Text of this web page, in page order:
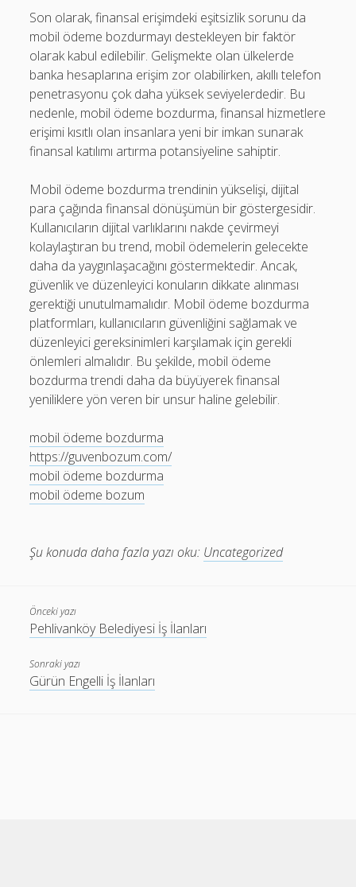
Son olarak, finansal erişimdeki eşitsizlik sorunu da
mobil ödeme bozdurmayı destekleyen bir faktör
olarak kabul edilebilir. Gelişmekte olan ülkelerde
banka hesaplarına erişim zor olabilirken, akıllı telefon
penetrasyonu çok daha yüksek seviyelerdedir. Bu
nedenle, mobil ödeme bozdurma, finansal hizmetlere
erişimi kısıtlı olan insanlara yeni bir imkan sunarak
finansal katılımı artırma potansiyeline sahiptir.
Mobil ödeme bozdurma trendinin yükselişi, dijital
para çağında finansal dönüşümün bir göstergesidir.
Kullanıcıların dijital varlıklarını nakde çevirmeyi
kolaylaştıran bu trend, mobil ödemelerin gelecekte
daha da yaygınlaşacağını göstermektedir. Ancak,
güvenlik ve düzenleyici konuların dikkate alınması
gerektiği unutulmamalıdır. Mobil ödeme bozdurma
platformları, kullanıcıların güvenliğini sağlamak ve
düzenleyici gereksinimleri karşılamak için gerekli
önlemleri almalıdır. Bu şekilde, mobil ödeme
bozdurma trendi daha da büyüyerek finansal
yeniliklere yön veren bir unsur haline gelebilir.
mobil ödeme bozdurma
https://guvenbozum.com/
mobil ödeme bozdurma
mobil ödeme bozum
Şu konuda daha fazla yazı oku: Uncategorized
Önceki yazı
Pehlivanköy Belediyesi İş İlanları
Sonraki yazı
Gürün Engelli İş İlanları